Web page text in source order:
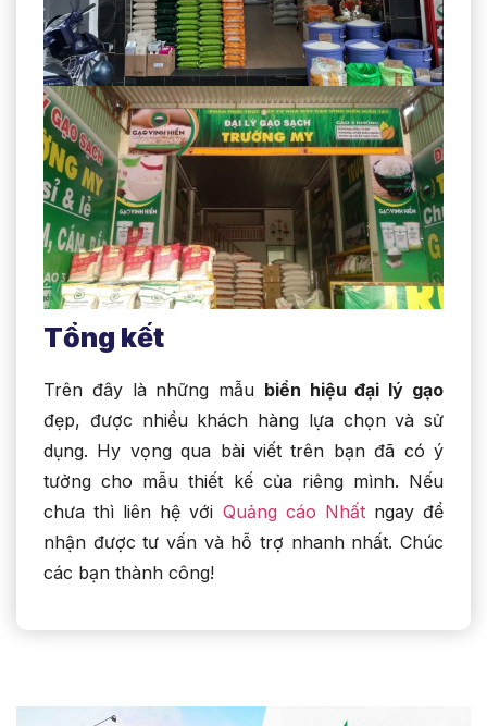
Tổng kết
Trên đây là những mẫu biển hiệu đại lý gạo
đẹp, được nhiều khách hàng lựa chọn và sử
dụng. Hy vọng qua bài viết trên bạn đã có ý
tưởng cho mẫu thiết kế của riêng mình. Nếu
chưa thì liên hệ với Quảng cáo Nhất ngay để
nhận được tư vấn và hỗ trợ nhanh nhất. Chúc
các bạn thành công!